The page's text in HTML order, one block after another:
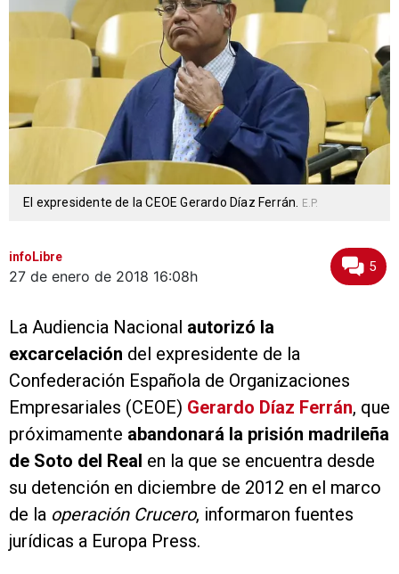
El expresidente de la CEOE Gerardo Díaz Ferrán. E.P.
infoLibre
27 de enero de 2018 16:08h
5
La Audiencia Nacional autorizó la
excarcelación del expresidente de la
Confederación Española de Organizaciones
Empresariales (CEOE) Gerardo Díaz Ferrán, que
próximamente abandonará la prisión madrileña
de Soto del Real en la que se encuentra desde
su detención en diciembre de 2012 en el marco
de la operación Crucero, informaron fuentes
jurídicas a Europa Press.